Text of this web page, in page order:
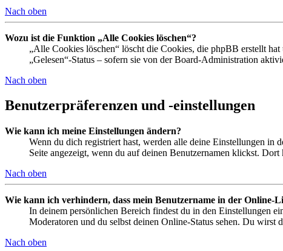
Nach oben
Wozu ist die Funktion „Alle Cookies löschen“?
„Alle Cookies löschen“ löscht die Cookies, die phpBB erstellt
„Gelesen“-Status – sofern sie von der Board-Administration
Nach oben
Benutzerpräferenzen und -einstellungen
Wie kann ich meine Einstellungen ändern?
Wenn du dich registriert hast, werden alle deine Einstellungen in
Seite angezeigt, wenn du auf deinen Benutzernamen klickst.
Nach oben
Wie kann ich verhindern, dass mein Benutzername in der Online-
In deinem persönlichen Bereich findest du in den Einstellungen
Moderatoren und du selbst deinen Online-Status sehen. Du wirst
Nach oben